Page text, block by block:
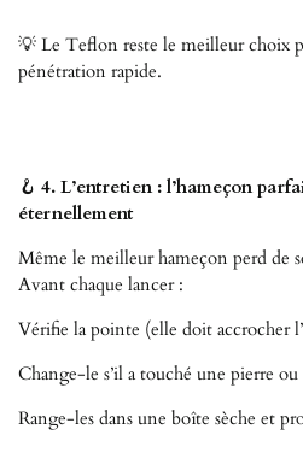
💡 Le Teflon reste le meilleur choix
pénétration rapide.
🪝 4. L’entretien : l’hameçon
éternellement
Même le meilleur hameçon perd de
Avant chaque lancer :
Vérifie la pointe (elle doit accrocher
Change-le s’il a touché une pierre
Range-les dans une boîte sèche et